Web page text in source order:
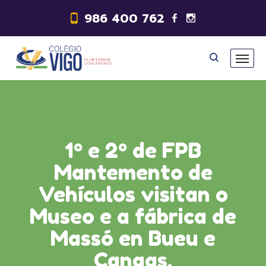
986 400 762
1º e 2º de FPB
Mantemento de
Vehículos visitan o
Museo e a fábrica de
Massó en Bueu e
Cangas.